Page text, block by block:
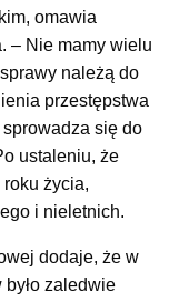
omawia
– Nie mamy wielu
należą do
przestępstwa
się do
ustaleniu, że
życia,
i nieletnich.
dodaje, że w
zaledwie